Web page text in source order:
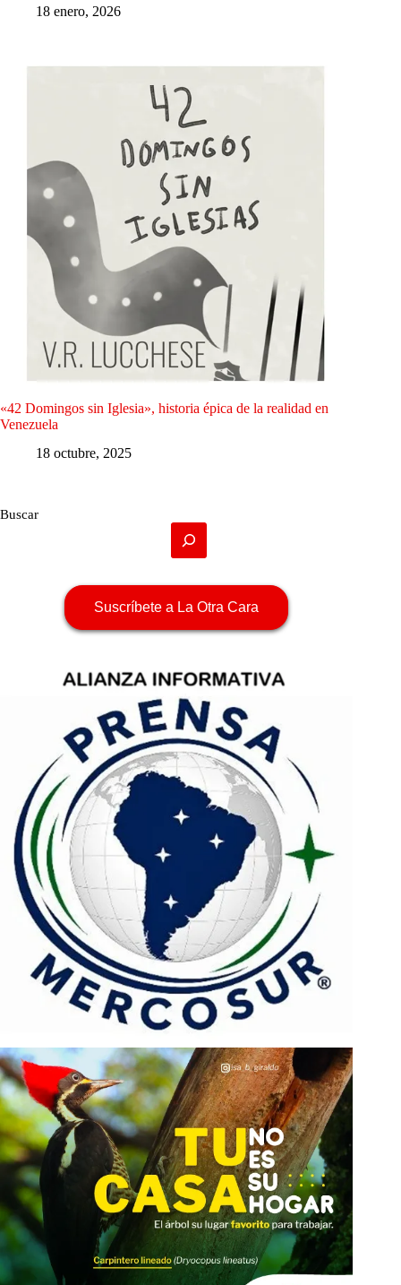
18 enero, 2026
«42 Domingos sin Iglesia», historia épica de la realidad en
Venezuela
18 octubre, 2025
Buscar
Suscríbete a La Otra Cara